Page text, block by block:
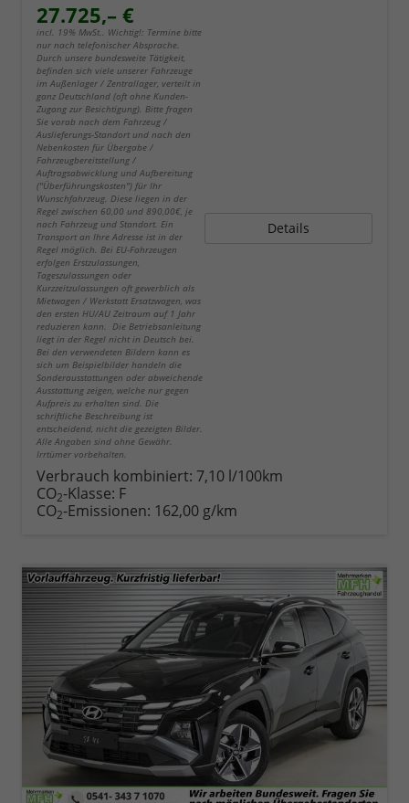
27.725,– €
incl. 19% MwSt.. Wichtig!: Termine bitte
nur nach telefonischer Absprache.
Durch unsere bundesweite Tätigkeit,
befinden sich viele unserer Fahrzeuge
im Außenlager / Zentrallager, verteilt in
ganz Deutschland (oft ohne Kunden-
Zugang zur Besichtigung). Bitte fragen
Sie vorab nach dem Fahrzeug /
Auslieferungs-Standort und nach den
Nebenkosten für Übergabe /
Fahrzeugbereitstellung /
Auftragsabwicklung und Aufbereitung
("Überführungskosten") für Ihr
Wunschfahrzeug. Diese liegen in der
Regel zwischen 60,00 und 890,00€, je
nach Fahrzeug und Standort. Ein
Transport an Ihre Adresse ist in der
Regel möglich. Bei EU-Fahrzeugen
erfolgen Erstzulassungen,
Tageszulassungen oder
Kurzzeitzulassungen oft gewerblich als
Mietwagen / Werkstatt Ersatzwagen, was
den ersten HU/AU Zeitraum auf 1 Jahr
reduzieren kann. Die Betriebsanleitung
liegt in der Regel nicht in Deutsch bei.
Bei den verwendeten Bildern kann es
sich um Beispielbilder handeln die
Sonderausstattungen oder abweichende
Ausstattung zeigen, welche nur gegen
Aufpreis zu erhalten sind. Die
schriftliche Beschreibung ist
entscheidend, nicht die gezeigten Bilder.
Alle Angaben sind ohne Gewähr.
Irrtümer vorbehalten.
Details
Verbrauch kombiniert: 7,10 l/100km
CO2-Klasse: F
CO2-Emissionen: 162,00 g/km